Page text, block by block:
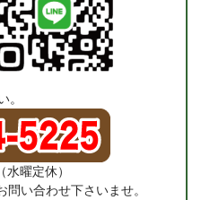
。
曜定休）
問い合わせ下さいませ。